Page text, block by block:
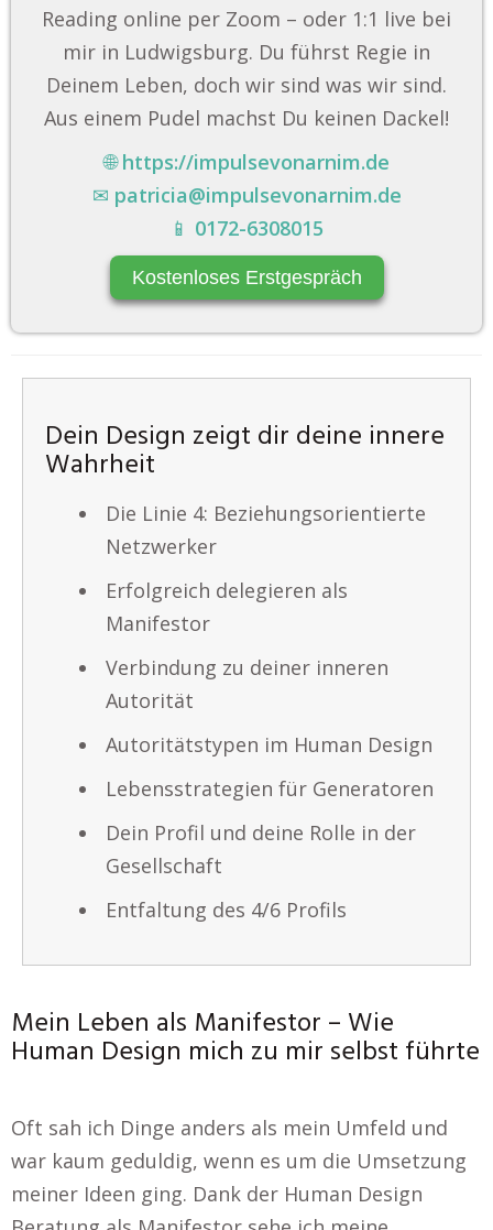
Reading online per Zoom – oder 1:1 live bei
mir in Ludwigsburg. Du führst Regie in
Deinem Leben, doch wir sind was wir sind.
Aus einem Pudel machst Du keinen Dackel!
🌐https://impulsevonarnim.de
✉ patricia@impulsevonarnim.de
📱 0172-6308015
Kostenloses Erstgespräch
Dein Design zeigt dir deine innere
Wahrheit
Die Linie 4: Beziehungsorientierte
Netzwerker
Erfolgreich delegieren als
Manifestor
Verbindung zu deiner inneren
Autorität
Autoritätstypen im Human Design
Lebensstrategien für Generatoren
Dein Profil und deine Rolle in der
Gesellschaft
Entfaltung des 4/6 Profils
Mein Leben als Manifestor – Wie
Human Design mich zu mir selbst führte
Oft sah ich Dinge anders als mein Umfeld und
war kaum geduldig, wenn es um die Umsetzung
meiner Ideen ging. Dank der Human Design